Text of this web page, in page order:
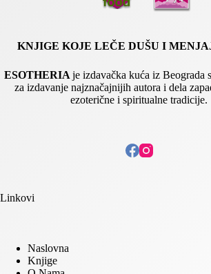
KNJIGE KOJE LEČE DUŠU I
ESOTHERIAje izdavačka kuća iz Beograda
za izdavanje najznačajnijih autora i dela
ezoterične i spiritualne tradicije.
Linkovi
Naslovna
Knjige